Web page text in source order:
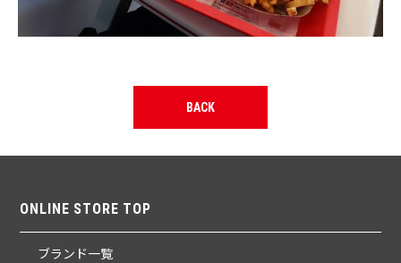
BACK
ONLINE STORE TOP
ブランド一覧